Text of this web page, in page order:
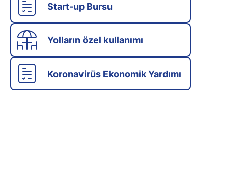
Start-up Bursu
Yolların özel kullanımı
Koronavirüs Ekonomik Yardımı